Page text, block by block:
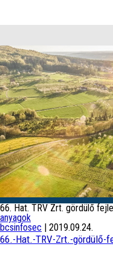
66. Hat. TRV Zrt. gördülő
anyagok
bcsinfosec | 2019.09.24.
66.-Hat.-TRV-Zrt.-gördülő-